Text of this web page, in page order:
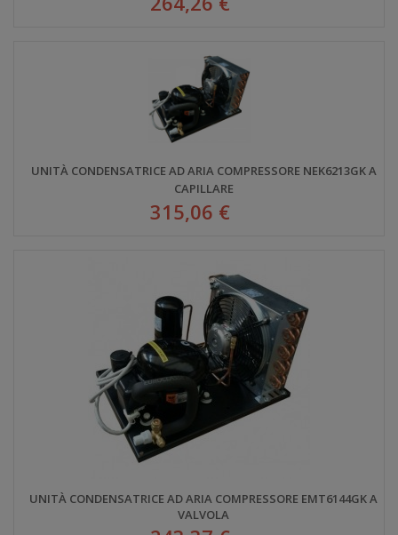
UNITÀ CONDENSATRICE AD ARIA COMPRESSORE NEK6213GK A
CAPILLARE
315,06 €
UNITÀ CONDENSATRICE AD ARIA COMPRESSORE EMT6144GK A
VALVOLA